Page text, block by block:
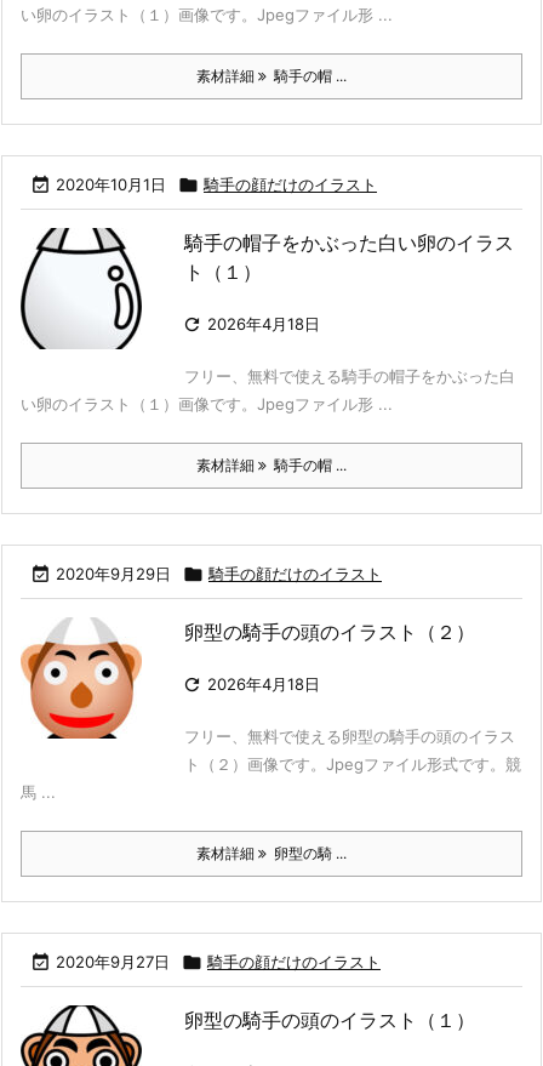
い卵のイラスト（１）画像です。Jpegファイル形 ...
素材詳細 騎手の帽 ...
 2020年10月1日  騎手の顔だけのイラスト
騎手の帽子をかぶった白い卵のイラス
ト（１）
 2026年4月18日
フリー、無料で使える騎手の帽子をかぶった白
い卵のイラスト（１）画像です。Jpegファイル形 ...
素材詳細 騎手の帽 ...
 2020年9月29日  騎手の顔だけのイラスト
卵型の騎手の頭のイラスト（２）
 2026年4月18日
フリー、無料で使える卵型の騎手の頭のイラス
ト（２）画像です。Jpegファイル形式です。競
馬 ...
素材詳細 卵型の騎 ...
 2020年9月27日  騎手の顔だけのイラスト
卵型の騎手の頭のイラスト（１）